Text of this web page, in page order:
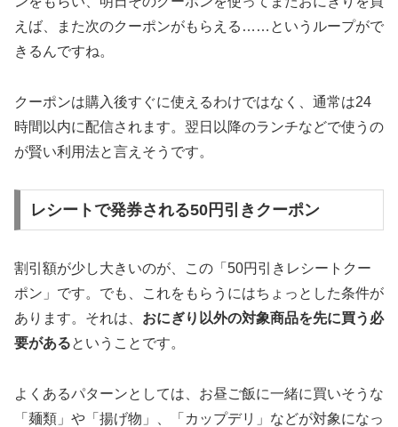
えば、また次のクーポンがもらえる……というループがで
きるんですね。
クーポンは購入後すぐに使えるわけではなく、通常は24
時間以内に配信されます。翌日以降のランチなどで使うの
が賢い利用法と言えそうです。
レシートで発券される50円引きクーポン
割引額が少し大きいのが、この「50円引きレシートクー
ポン」です。でも、これをもらうにはちょっとした条件が
あります。それは、 おにぎり以外の対象商品を先に買う必
要があるということです。
よくあるパターンとしては、お昼ご飯に一緒に買いそうな
「麺類」や「揚げ物」、「カップデリ」などが対象になっ